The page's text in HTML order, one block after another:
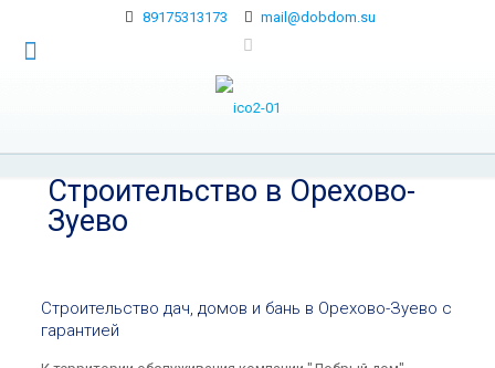
89175313173 mail@dobdom.su
Строительство в Орехово-
Зуево
Строительство дач, домов и бань в Орехово-Зуево с
гарантией